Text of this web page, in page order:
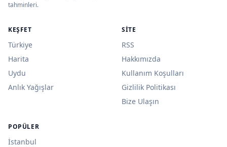
tahminleri.
KEŞFET
Türkiye
Harita
Uydu
Anlık Yağışlar
SITE
RSS
Hakkımızda
Kullanım Koşulları
Gizlilik Politikası
Bize Ulaşın
POPÜLER
İstanbul